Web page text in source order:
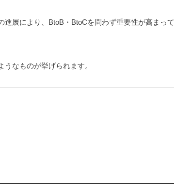
展により、BtoB・BtoCを問わず重要性が高まって
なものが挙げられます。